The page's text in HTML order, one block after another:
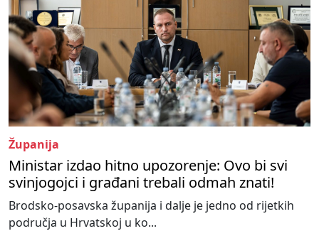
Županija
Ministar izdao hitno upozorenje: Ovo bi svi
svinjogojci i građani trebali odmah znati!
Brodsko-posavska županija i dalje je jedno od rijetkih
područja u Hrvatskoj u ko...